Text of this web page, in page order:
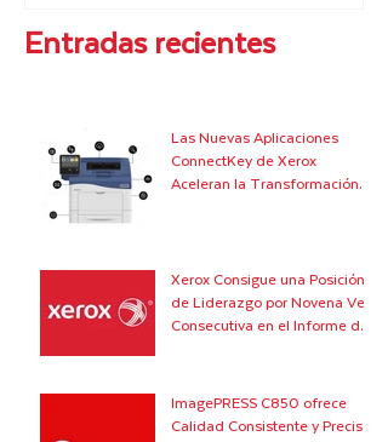
Entradas recientes
Las Nuevas Aplicaciones
ConnectKey de Xerox
Aceleran la Transformación
Xerox Consigue una Posición
de Liderazgo por Novena Vez
Consecutiva en el Informe de
ImagePRESS C850 ofrece
Calidad Consistente y Precisa